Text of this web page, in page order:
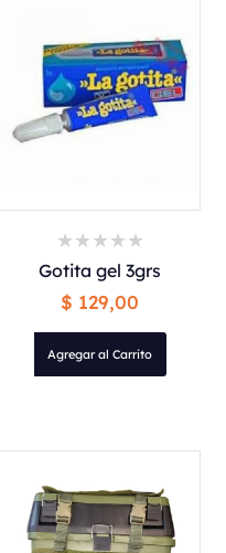
Gotita gel 3grs
$ 129,00
Agregar al Carrito